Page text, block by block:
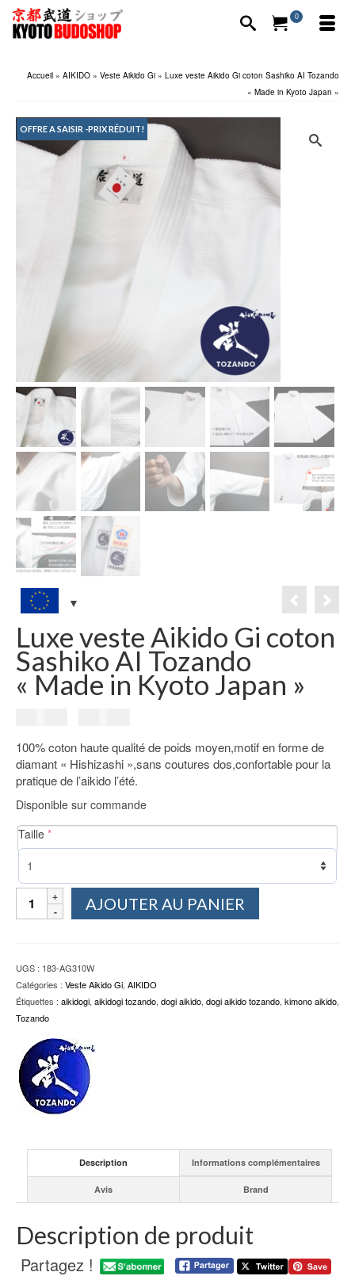
0
Accueil » AIKIDO » Veste Aikido Gi » Luxe veste Aikido Gi coton Sashiko AI Tozando
« Made in Kyoto Japan »
OFFRE A SAISIR -PRIX RÉDUIT!
Luxe veste Aikido Gi coton
Sashiko AI Tozando
« Made in Kyoto Japan »
initial
était :
159.00€.
actuel
est :
149.00€.
100% coton haute qualité de poids moyen,motif en forme de
diamant « Hishizashi »,sans coutures dos,confortable pour la
pratique de l’aikido l’été.
Disponible sur commande
Taille *(required)
quantité
Aikido
Gi
coton
Sashiko
Tozando
"Made
Kyoto
Japan"
AJOUTER AU PANIER
UGS : 183-AG310W
Catégories : Veste Aikido Gi, AIKIDO
Étiquettes : aikidogi, aikidogi tozando, dogi aikido, dogi aikido tozando, kimono aikido,
Tozando
Description Informations complémentaires
Avis Brand
Description de produit
Partagez !